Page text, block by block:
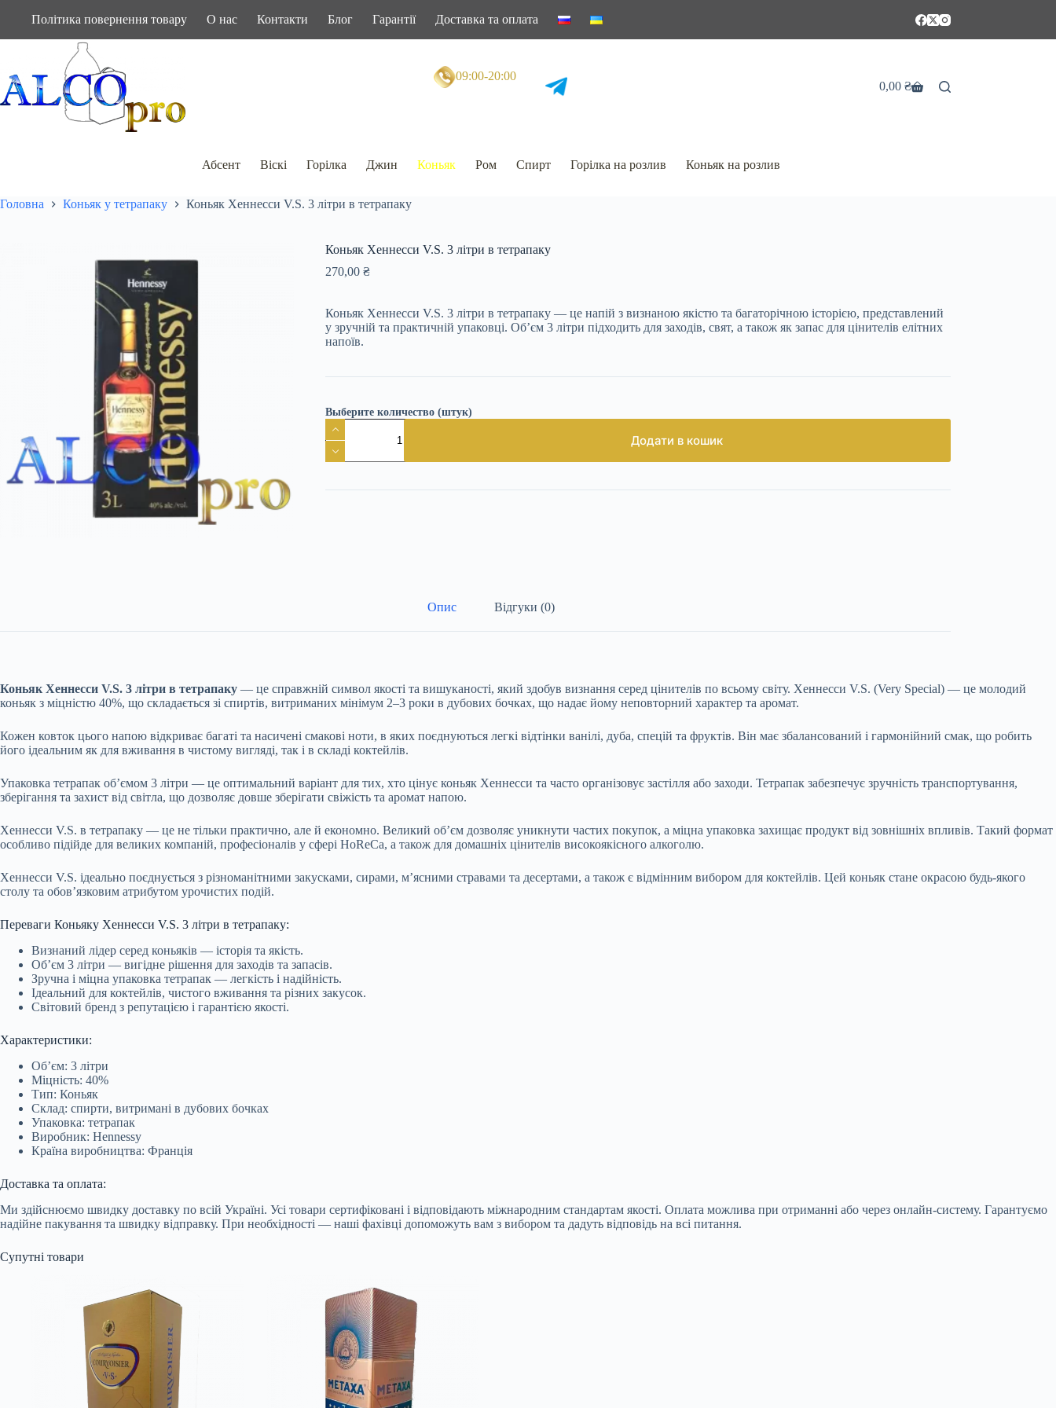
Політика повернення товару О нас Контакти Блог Гарантії Доставка та оплата
09:00-20:00
Кошик
0,00 ₴
Абсент Віскі Горілка Джин Коньяк Ром Спирт Горілка на розлив Коньяк на розлив
Головна Коньяк у тетрапаку Коньяк Хеннесси V.S. 3 літри в тетрапаку
Коньяк Хеннесси V.S. 3 літри в тетрапаку
270,00₴
Коньяк Хеннесси V.S. 3 літри в тетрапаку — це напій з визнаною якістю та багаторічною історією, представлений
у зручній та практичній упаковці. Об’єм 3 літри підходить для заходів, свят, а також як запас для цінителів елітних
напоїв.
Выберите количество (штук)
Коньяк
Хеннесси
V.S.
3
в
Додати в кошик
Опис Відгуки (0)
Коньяк Хеннесси V.S. 3 літри в тетрапаку — це справжній символ якості та вишуканості, який здобув визнання серед цінителів по всьому світу. Хеннесси V.S. (Very Special) — це молодий
коньяк з міцністю 40%, що складається зі спиртів, витриманих мінімум 2–3 роки в дубових бочках, що надає йому неповторний характер та аромат.
Кожен ковток цього напою відкриває багаті та насичені смакові ноти, в яких поєднуються легкі відтінки ванілі, дуба, спецій та фруктів. Він має збалансований і гармонійний смак, що робить
його ідеальним як для вживання в чистому вигляді, так і в складі коктейлів.
Упаковка тетрапак об’ємом 3 літри — це оптимальний варіант для тих, хто цінує коньяк Хеннесси та часто організовує застілля або заходи. Тетрапак забезпечує зручність транспортування,
зберігання та захист від світла, що дозволяє довше зберігати свіжість та аромат напою.
Хеннесси V.S. в тетрапаку — це не тільки практично, але й економно. Великий об’єм дозволяє уникнути частих покупок, а міцна упаковка захищає продукт від зовнішніх впливів. Такий формат
особливо підійде для великих компаній, професіоналів у сфері HoReCa, а також для домашніх цінителів високоякісного алкоголю.
Хеннесси V.S. ідеально поєднується з різноманітними закусками, сирами, м’ясними стравами та десертами, а також є відмінним вибором для коктейлів. Цей коньяк стане окрасою будь-якого
столу та обов’язковим атрибутом урочистих подій.
Переваги Коньяку Хеннесси V.S. 3 літри в тетрапаку:
Визнаний лідер серед коньяків — історія та якість.
Об’єм 3 літри — вигідне рішення для заходів та запасів.
Зручна і міцна упаковка тетрапак — легкість і надійність.
Ідеальний для коктейлів, чистого вживання та різних закусок.
Світовий бренд з репутацією і гарантією якості.
Характеристики:
Об’єм: 3 літри
Міцність: 40%
Тип: Коньяк
Склад: спирти, витримані в дубових бочках
Упаковка: тетрапак
Виробник: Hennessy
Країна виробництва: Франція
Доставка та оплата:
Ми здійснюємо швидку доставку по всій Україні. Усі товари сертифіковані і відповідають міжнародним стандартам якості. Оплата можлива при отриманні або через онлайн-систему. Гарантуємо
надійне пакування та швидку відправку. При необхідності — наші фахівці допоможуть вам з вибором та дадуть відповідь на всі питання.
Супутні товари